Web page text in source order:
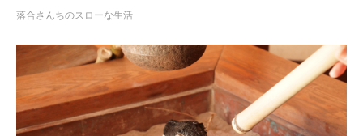
落合さんちのスローな生活